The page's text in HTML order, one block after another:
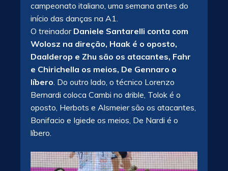
campeonato italiano, uma semana antes do
início das danças na A1.
O treinador Daniele Santarelli conta com
Wolosz na direção, Haak é o oposto,
Daalderop e Zhu são os atacantes, Fahr
e Chirichella os meios, De Gennaro o
líbero. Do outro lado, o técnico Lorenzo
Bernardi coloca Cambi no drible, Tolok é o
oposto, Herbots e Alsmeier são os atacantes,
Bonifacio e Igiede os meios, De Nardi é o
líbero.